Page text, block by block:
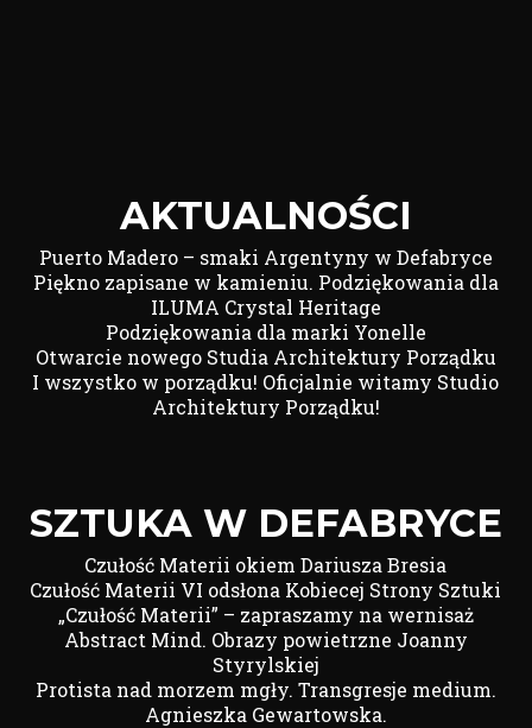
AKTUALNOŚCI
Puerto Madero – smaki Argentyny w Defabryce
Piękno zapisane w kamieniu. Podziękowania dla
ILUMA Crystal Heritage
Podziękowania dla marki Yonelle
Otwarcie nowego Studia Architektury Porządku
I wszystko w porządku! Oficjalnie witamy Studio
Architektury Porządku!
SZTUKA W DEFABRYCE
Czułość Materii okiem Dariusza Bresia
Czułość Materii VI odsłona Kobiecej Strony Sztuki
„Czułość Materii” – zapraszamy na wernisaż
Abstract Mind. Obrazy powietrzne Joanny
Styrylskiej
Protista nad morzem mgły. Transgresje medium.
Agnieszka Gewartowska.